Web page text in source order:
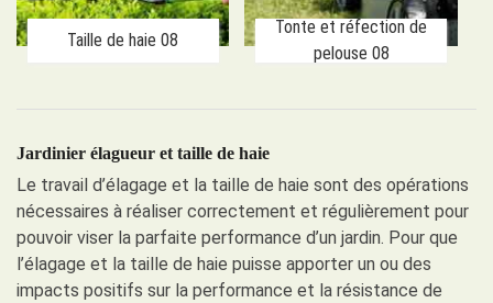
Taille de haie 08
Tonte et réfection de
pelouse 08
Jardinier élagueur et taille de haie
Le travail d’élagage et la taille de haie sont des opérations
nécessaires à réaliser correctement et régulièrement pour
pouvoir viser la parfaite performance d’un jardin. Pour que
l’élagage et la taille de haie puisse apporter un ou des
impacts positifs sur la performance et la résistance de